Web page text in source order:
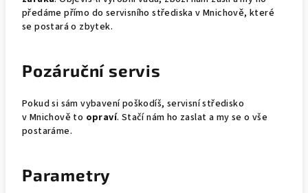
předáme přímo do servisního střediska v Mnichově, které
se postará o zbytek.
Pozáruční servis
Pokud si sám vybavení poškodíš, servisní středisko
v Mnichově to opraví. Stačí nám ho zaslat a my se o vše
postaráme.
Parametry